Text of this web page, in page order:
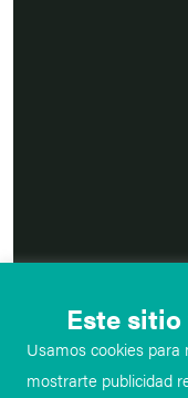
Este
Usamos cookies
mostrarte publicidad